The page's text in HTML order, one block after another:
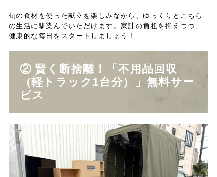
旬の食材を使った献立を楽しみながら、ゆっくりとこちら
の生活に馴染んでいただけます。家計の負担を抑えつつ、
健康的な毎日をスタートしましょう！
② 賢く断捨離！「不用品回収
（軽トラック1台分）」無料サー
ビス